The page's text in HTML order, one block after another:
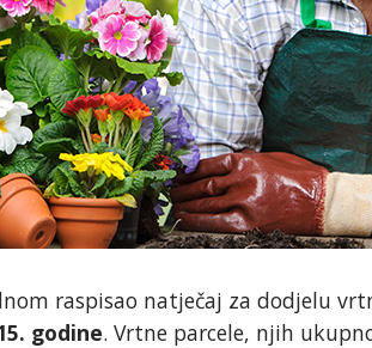
raspisao natječaj za dodjelu
godine. Vrtne parcele, njih